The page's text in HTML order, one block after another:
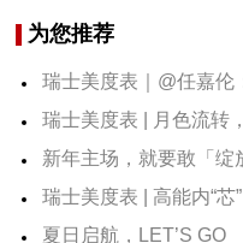
为您推荐
瑞士美度表｜@任嘉伦
瑞士美度表 | 月色流转
新年主场，就要敢「绽
瑞士美度表 | 高能内“芯
夏日启航，LET’S GO